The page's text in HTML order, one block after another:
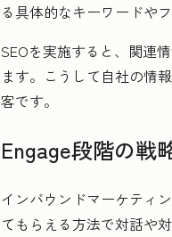
る具体的なキーワードや
SEOを実施すると、関連
ます。こうして自社の情
客です。
Engage段階の戦
インバウンドマーケティ
てもらえる方法で対話や